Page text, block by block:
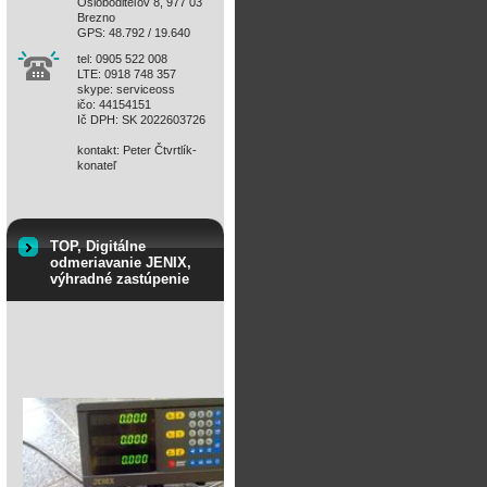
Brezno
GPS: 48.792 / 19.640
tel: 0905 522 008
LTE: 0918 748 357
skype: serviceoss
ičo: 44154151
Ič DPH: SK 2022603726
kontakt: Peter Čtvrtlík-
konateľ
TOP, Digitálne
odmeriavanie JENIX,
výhradné zastúpenie